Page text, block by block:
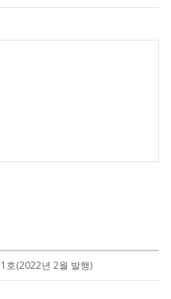
호(2022년 2월 발행)